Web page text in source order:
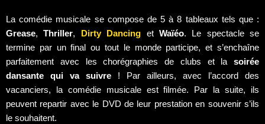
La comédie musicale se compose de 5 à 8 tableaux tels que :
Grease,Thriller, Dirty Dancing et Waïéo. Le spectacle se
termine par un final ou tout le monde participe, et s’enchaîne
parfaitement avec les chorégraphies de clubs et la soirée
dansante qui va suivre ! Par ailleurs, avec l’accord des
vacanciers, la comédie musicale est filmée. Par la suite, ils
peuvent repartir avec le DVD de leur prestation en souvenir s’ils
le souhaitent.